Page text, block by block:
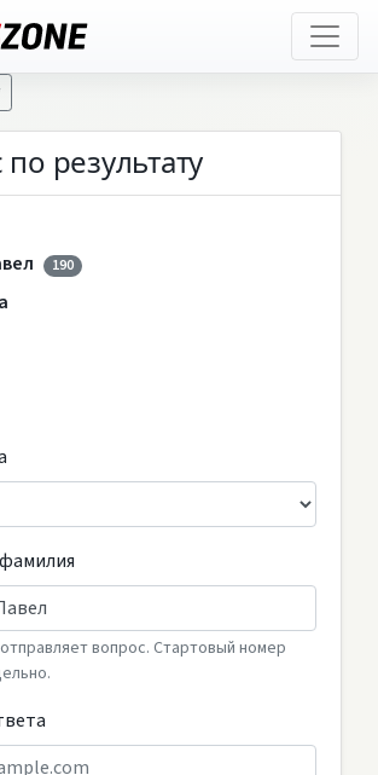
результату
190
вопрос. Стартовый номер